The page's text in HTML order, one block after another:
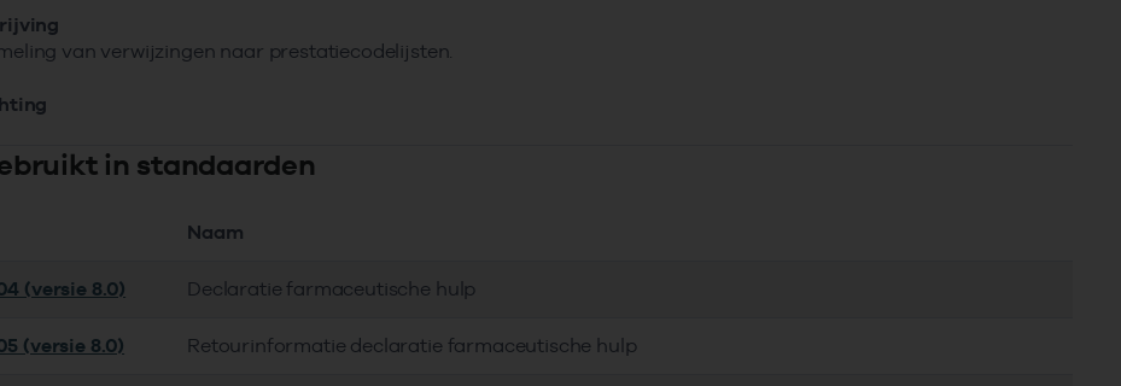
van verwijzingen naar prestatiecodelijsten.
in standaarden
Naam
(versie 8.0) Declaratie farmaceutische hulp
(versie 8.0) Retourinformatie declaratie farmaceutische hulp